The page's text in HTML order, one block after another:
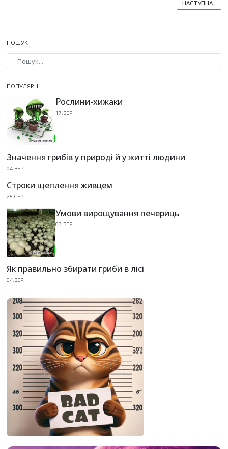
НАСТУПНА
НАСТУПНА
ПОШУК
ПОПУЛЯРНІ
Рослини-хижаки
17.ВЕР.
Значення грибів у природі й у житті людини
04.ВЕР.
Строки щеплення живцем
25.СЕРП.
Умови вирощування печериць
03.ВЕР.
Як правильно збирати гриби в лісі
04.ВЕР.